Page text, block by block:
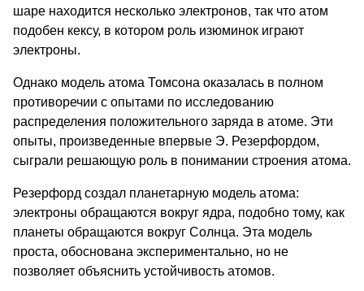
шаре находится несколько электронов, так что атом
подобен кексу, в котором роль изюминок играют
электроны.
Однако модель атома Томсона оказалась в полном
противоречии с опытами по исследованию
распределения положительного заряда в атоме. Эти
опыты, произведенные впервые Э. Резерфордом,
сыграли решающую роль в понимании строения атома.
Резерфорд создал планетарную модель атома:
электроны обращаются вокруг ядра, подобно тому, как
планеты обращаются вокруг Солнца. Эта модель
проста, обоснована экспериментально, но не
позволяет объяснить устойчивость атомов.